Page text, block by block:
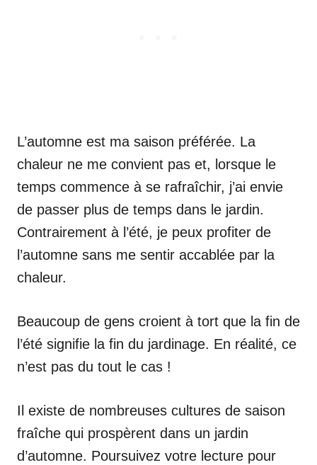
L’automne est ma saison préférée. La
chaleur ne me convient pas et, lorsque le
temps commence à se rafraîchir, j’ai envie
de passer plus de temps dans le jardin.
Contrairement à l’été, je peux profiter de
l’automne sans me sentir accablée par la
chaleur.
Beaucoup de gens croient à tort que la fin de
l’été signifie la fin du jardinage. En réalité, ce
n’est pas du tout le cas !
Il existe de nombreuses cultures de saison
fraîche qui prospèrent dans un jardin
d’automne. Poursuivez votre lecture pour